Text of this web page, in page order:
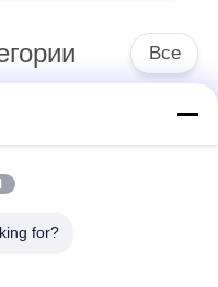
13
Все
смолы
температуры
for?